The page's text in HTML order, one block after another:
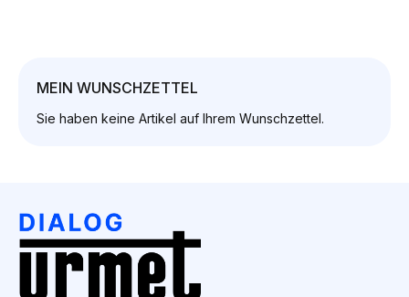
MEIN WUNSCHZETTEL
Sie haben keine Artikel auf Ihrem Wunschzettel.